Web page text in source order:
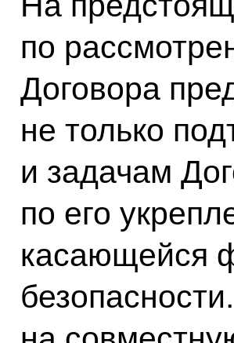
по
Договора
не только
и задачам
по его
касающейся